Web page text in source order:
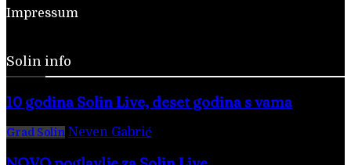
Impressum
Solin info
10 godina Solin Live, deset godina s vama
Grad Solin Neven Gabrić